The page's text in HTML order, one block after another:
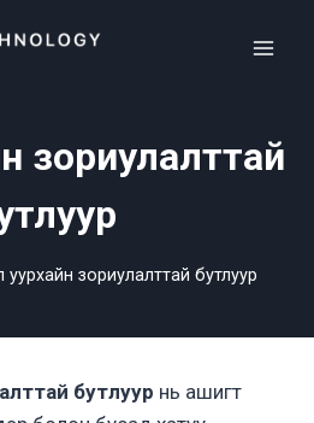
зориулалттай
уурхайн зориулалттай бутлуур
бутлуур нь ашигт